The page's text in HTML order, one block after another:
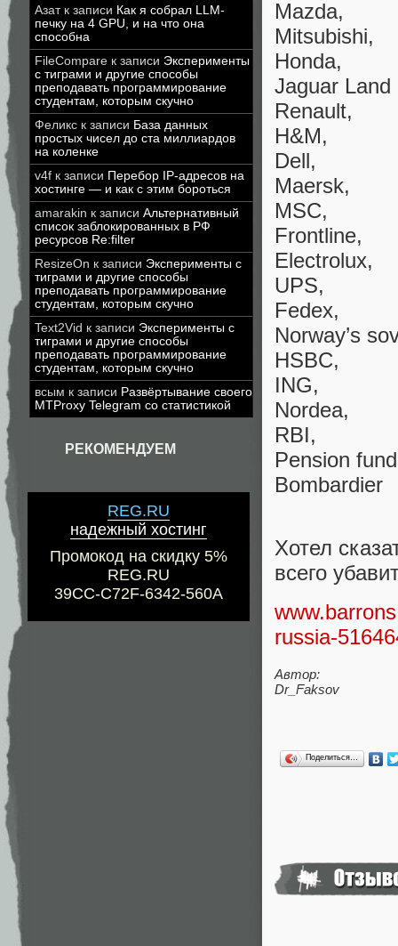
Азатк записи Как я собрал LLM-
печку на 4 GPU, и на что она
способна
FileCompare к записи Эксперименты
с тиграми и другие способы
преподавать программирование
студентам, которым скучно
Феликс к записи База данных
простых чисел до ста миллиардов
на коленке
v4f к записи Перебор IP-адресов на
хостинге — и как с этим бороться
amarakin к записи Альтернативный
список заблокированных в РФ
ресурсов Re:filter
ResizeOn к записи Эксперименты с
тиграми и другие способы
преподавать программирование
студентам, которым скучно
Text2Vid к записи Эксперименты с
тиграми и другие способы
преподавать программирование
студентам, которым скучно
всым к записи Развёртывание своего
MTProxy Telegram со статистикой
РЕКОМЕНДУЕМ
REG.RU
надежный хостинг
Промокод на скидку 5%
REG.RU
39CC-C72F-6342-560A
Mazda,
Mitsubishi,
Honda,
Jaguar Land
Renault,
H&M,
Dell,
Maersk,
MSC,
Frontline,
Electrolux,
UPS,
Fedex,
Norway’s
HSBC,
ING,
Nordea,
RBI,
Рension
Bombardier
Хотел
всего
russia-
Автор:
Dr_Faksov
Поделиться…